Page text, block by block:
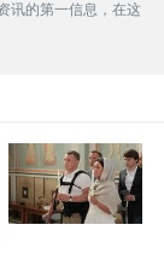
讯的第一信息，在这